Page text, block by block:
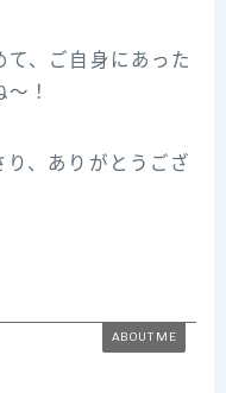
、ご自身にあった
！
、ありがとうござ
ABOUT ME